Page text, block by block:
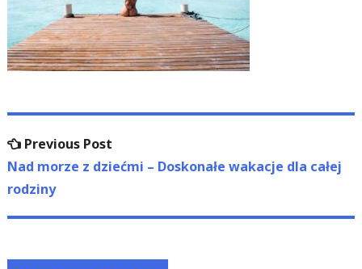
Nawigacja
wpisu
Previous PostPrevious
post:
Nad morze z dziećmi – Doskonałe wakacje dla całej
rodziny